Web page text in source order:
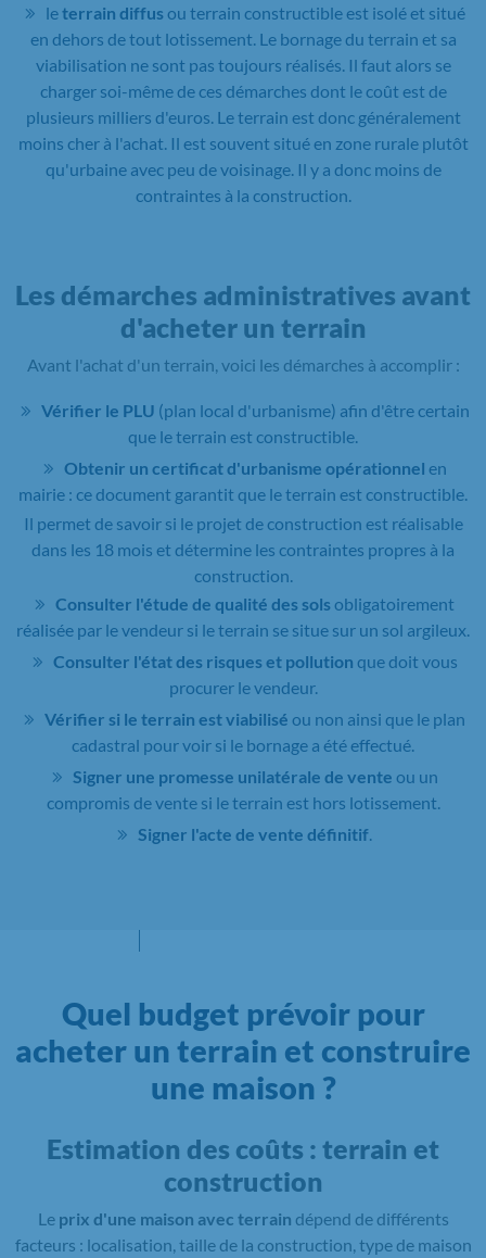
leterrain diffusou terrain constructible est isolé et situé
en dehors de tout lotissement. Le bornage du terrain et sa
viabilisation ne sont pas toujours réalisés. Il faut alors se
charger soi-même de ces démarches dont le coût est de
plusieurs milliers d'euros. Le terrain est donc généralement
moins cher à l'achat. Il est souvent situé en zone rurale plutôt
qu'urbaine avec peu de voisinage. Il y a donc moins de
contraintes à la construction.
Les démarches administratives avant
d'acheter un terrain
Avant l'achat d'un terrain, voici les démarches à accomplir :
Vérifier le PLU (plan local d'urbanisme) afin d'être certain
que le terrain est constructible.
Obtenir un certificat d'urbanisme opérationnel en
mairie : ce document garantit que le terrain est constructible.
Il permet de savoir si le projet de construction est réalisable
dans les 18 mois et détermine les contraintes propres à la
construction.
Consulter l'étude de qualité des sols obligatoirement
réalisée par le vendeur si le terrain se situe sur un sol argileux.
Consulter l'état des risques et pollution que doit vous
procurer le vendeur.
Vérifier si le terrain est viabilisé ou non ainsi que le plan
cadastral pour voir si le bornage a été effectué.
Signer une promesse unilatérale de vente ou un
compromis de vente si le terrain est hors lotissement.
Signer l'acte de vente définitif
Quel budget prévoir pour
acheter un terrain et construire
une maison ?
Estimation des coûts : terrain et
construction
Le prix d'une maison avec terrain dépend de différents
facteurs : localisation, taille de la construction, type de maison